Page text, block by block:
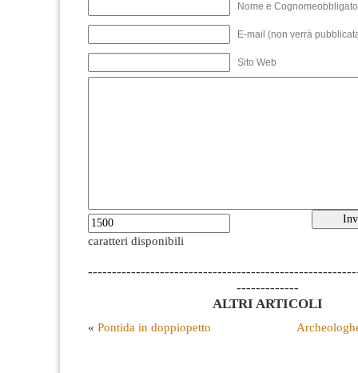
Nome e
E-mail (non verrà
Sito Web
caratteri disponibili
-------------
ALTRI ARTICOLI
« Pontida in doppiopetto